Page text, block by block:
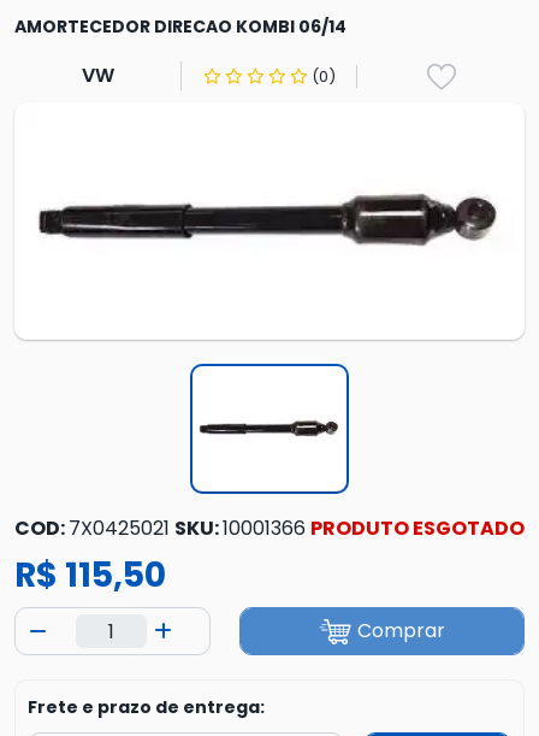
AMORTECEDOR DIRECAO KOMBI 06/14
VW (0)
COD:7X0425021 SKU:10001366 PRODUTO ESGOTADO
R$ 115,50
Comprar
Frete e prazo de entrega: